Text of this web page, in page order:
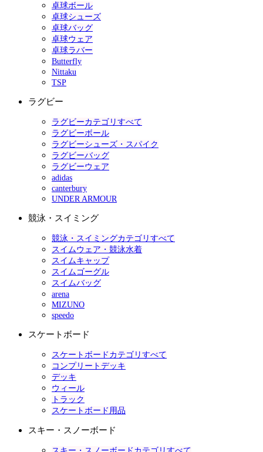
卓球ボール
卓球シューズ
卓球バッグ
卓球ウェア
卓球ラバー
Butterfly
Nittaku
TSP
ラグビー
ラグビーカテゴリすべて
ラグビーボール
ラグビーシューズ・スパイク
ラグビーバッグ
ラグビーウェア
adidas
canterbury
UNDER ARMOUR
競泳・スイミング
競泳・スイミングカテゴリすべて
スイムウェア・競泳水着
スイムキャップ
スイムゴーグル
スイムバッグ
arena
MIZUNO
speedo
スケートボード
スケートボードカテゴリすべて
コンプリートデッキ
デッキ
ウィール
トラック
スケートボード用品
スキー・スノーボード